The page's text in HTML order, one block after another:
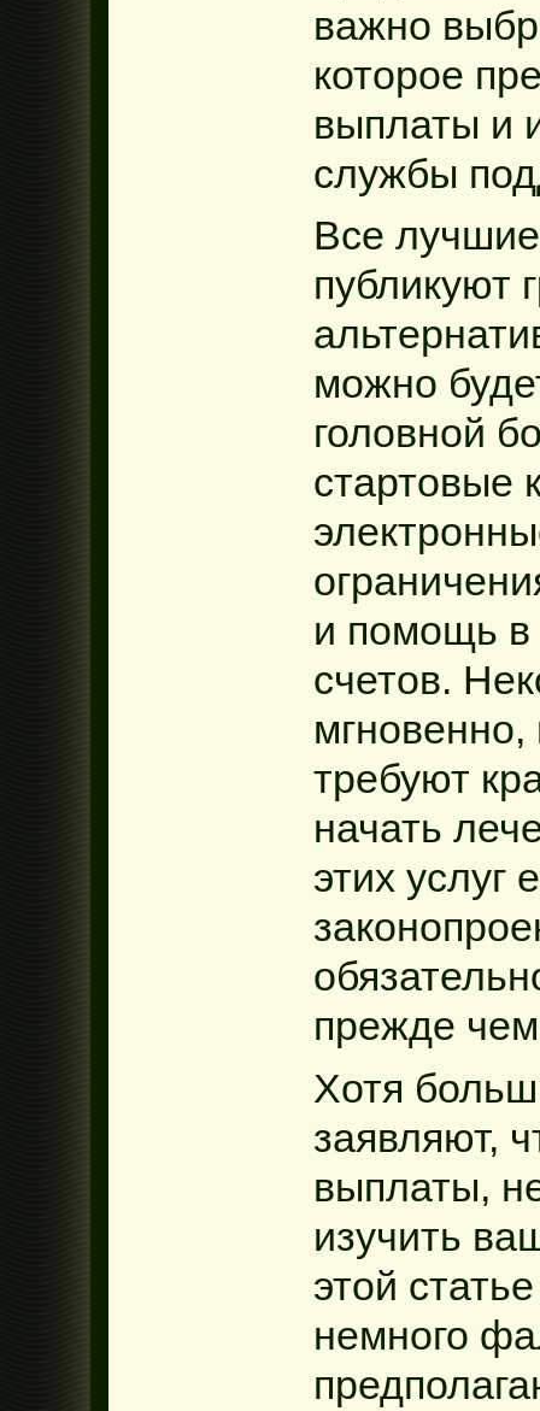
важно
которое
выплаты и
службы
Все
публикуют
можно
головной
стартовые
и помощь в
счетов.
мгновенно,
требуют
начать
этих услуг
прежде
Хотя
заявляют,
выплаты,
изучить
этой
немного